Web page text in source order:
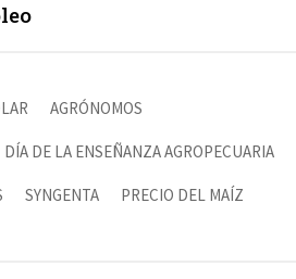
AGRÓNOMOS
DÍA DE LA ENSEÑANZA AGROPECUARIA
SYNGENTA PRECIO DEL MAÍZ